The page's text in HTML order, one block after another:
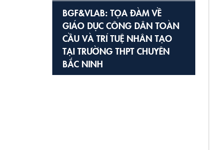
BGF&VLAB: TỌA ĐÀM VỀ
GIÁO DỤC CÔNG DÂN TOÀN
CẦU VÀ TRÍ TUỆ NHÂN TẠO
TẠI TRƯỜNG THPT CHUYÊN
BẮC NINH